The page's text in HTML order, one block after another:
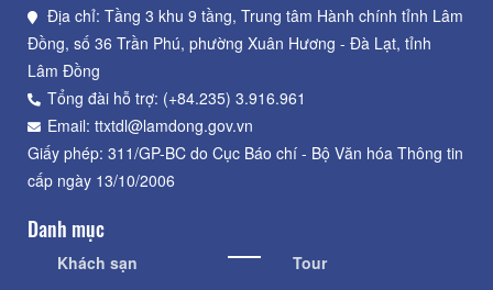
Địa chỉ: Tầng 3 khu 9 tầng, Trung tâm Hành chính tỉnh Lâm
Đồng, số 36 Trần Phú, phường Xuân Hương - Đà Lạt, tỉnh
Lâm Đồng
Tổng đài hỗ trợ: (+84.235) 3.916.961
Email: ttxtdl@lamdong.gov.vn
Giấy phép: 311/GP-BC do Cục Báo chí - Bộ Văn hóa Thông tin
cấp ngày 13/10/2006
Danh mục
Khách sạn
Tour